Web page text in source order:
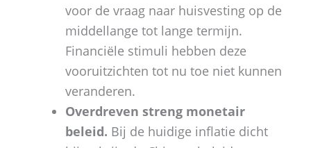
voor de vraag naar huisvesting op de
middellange tot lange termijn.
Financiële stimuli hebben deze
vooruitzichten tot nu toe niet kunnen
veranderen.
Overdreven streng monetair
beleid. Bij de huidige inflatie dicht